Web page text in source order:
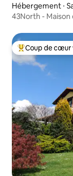
Hébergement ⋅
43North - Maison
Coups de cœur
Coup de cœur